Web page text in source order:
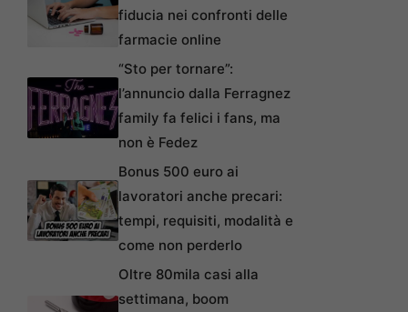
fiducia nei confronti delle
farmacie online
“Sto per tornare”:
l’annuncio dalla Ferragnez
family fa felici i fans, ma
non è Fedez
Bonus 500 euro ai
lavoratori anche precari:
tempi, requisiti, modalità e
come non perderlo
Oltre 80mila casi alla
settimana, boom